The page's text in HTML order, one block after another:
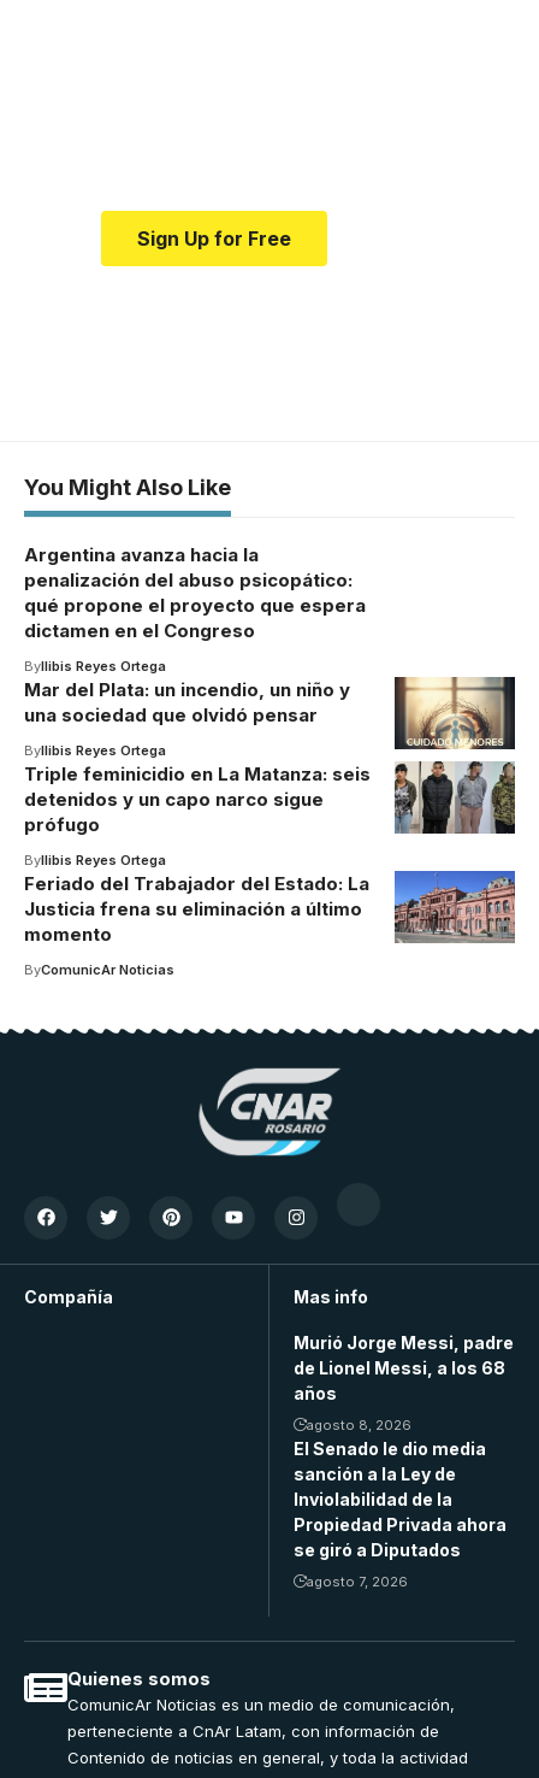
Sign Up for Free
You Might Also Like
Argentina avanza hacia la
penalización del abuso psicopático:
qué propone el proyecto que espera
dictamen en el Congreso
ByIlibis Reyes Ortega
Mar del Plata: un incendio, un niño y
una sociedad que olvidó pensar
ByIlibis Reyes Ortega
Triple feminicidio en La Matanza: seis
detenidos y un capo narco sigue
prófugo
ByIlibis Reyes Ortega
Feriado del Trabajador del Estado: La
Justicia frena su eliminación a último
momento
ByComunicAr Noticias
Compañía Mas info
Murió Jorge Messi, padre
de Lionel Messi, a los 68
años
agosto 8, 2026
El Senado le dio media
sanción a la Ley de
Inviolabilidad de la
Propiedad Privada ahora
se giró a Diputados
agosto 7, 2026
Quienes somos
ComunicAr Noticias es un medio de comunicación,
perteneciente a CnAr Latam, con información de
Contenido de noticias en general, y toda la actividad